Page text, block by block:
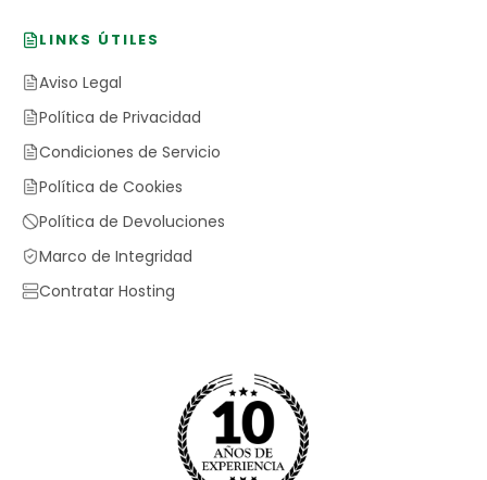
LINKS ÚTILES
Aviso Legal
Política de Privacidad
Condiciones de Servicio
Política de Cookies
Política de Devoluciones
Marco de Integridad
Contratar Hosting